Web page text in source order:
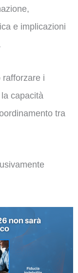
e implicazioni
rafforzare i
capacità
tra